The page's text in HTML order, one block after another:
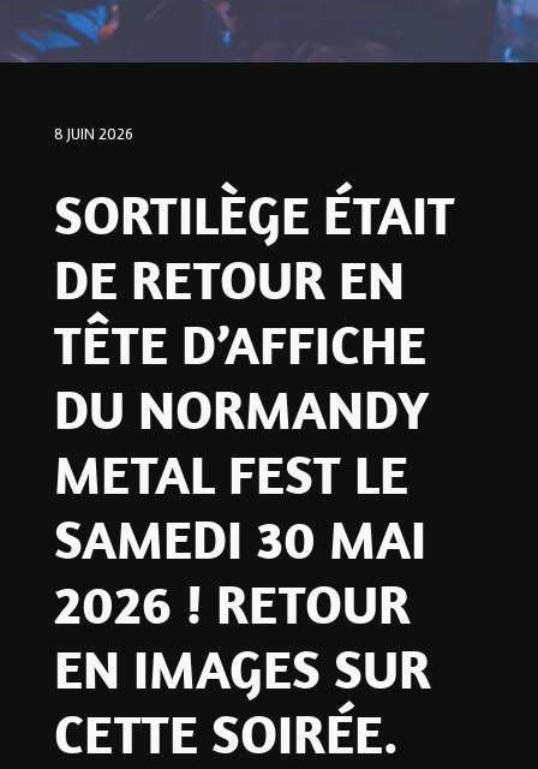
8 JUIN 2026
SORTILÈGE ÉTAIT
DE RETOUR EN
TÊTE D’AFFICHE
DU NORMANDY
METAL FEST LE
SAMEDI 30 MAI
2026 ! RETOUR
EN IMAGES SUR
CETTE SOIRÉE.